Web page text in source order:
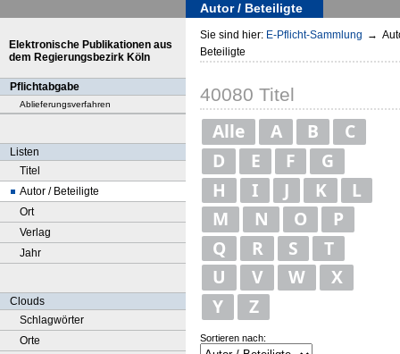
Autor / Beteiligte
Elektronische Publikationen aus
dem Regierungsbezirk Köln
Pflichtabgabe
Ablieferungsverfahren
Listen
Titel
Autor / Beteiligte
Ort
Verlag
Jahr
Clouds
Schlagwörter
Orte
Sie sind hier: E-Pflicht-Sammlung →
Beteiligte
40080 Titel
Alle A B
C
D
E F
G
H
I J K
L
M
N O
P
Q
R S
T
U
V W
X
Y
Z
Sortieren nach: